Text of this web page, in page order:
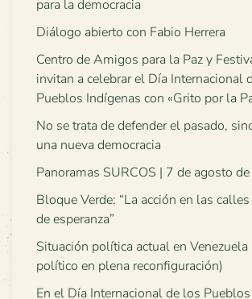
para la democracia
Diálogo abierto con Fabio Herrera
Centro de Amigos para la Paz y
invitan a celebrar el Día Internacional
Pueblos Indígenas con «Grito por la
No se trata de defender el pasado,
una nueva democracia
Panoramas SURCOS | 7 de agosto
Bloque Verde: “La acción en las
de esperanza”
Situación política actual en Venezuela
político en plena reconfiguración)
En el Día Internacional de los